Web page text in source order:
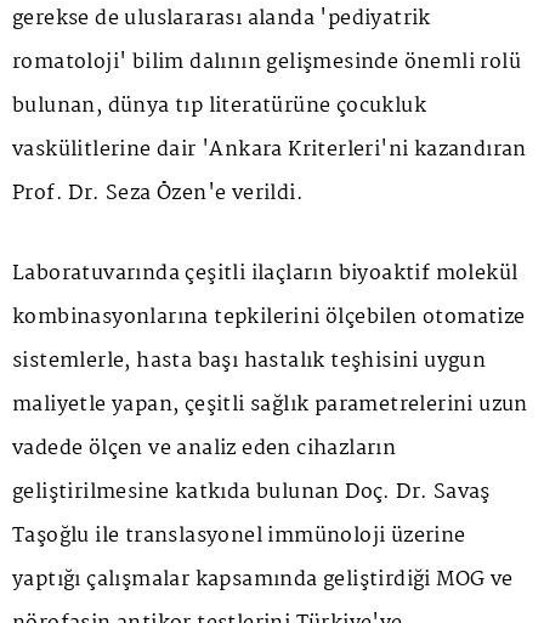
gerekse de uluslararası alanda 'pediyatrik
romatoloji' bilim dalının gelişmesinde önemli rolü
bulunan, dünya tıp literatürüne çocukluk
vaskülitlerine dair 'Ankara Kriterleri'ni kazandıran
Prof. Dr. Seza Özen'e verildi.
Laboratuvarında çeşitli ilaçların biyoaktif molekül
kombinasyonlarına tepkilerini ölçebilen otomatize
sistemlerle, hasta başı hastalık teşhisini uygun
maliyetle yapan, çeşitli sağlık parametrelerini uzun
vadede ölçen ve analiz eden cihazların
geliştirilmesine katkıda bulunan Doç. Dr. Savaş
Taşoğlu ile translasyonel immünoloji üzerine
yaptığı çalışmalar kapsamında geliştirdiği MOG ve